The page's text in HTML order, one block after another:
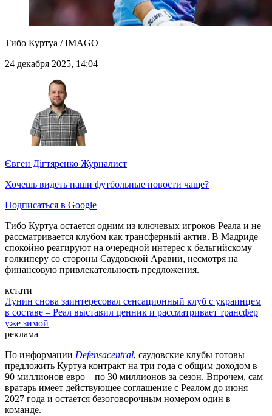
Тибо Куртуа / IMAGO
24 декабря 2025, 14:04
Євген Дігтяренко Журналист
Хочешь видеть наши футбольные новости чаще?
Подписаться в Google
Тибо Куртуа остается одним из ключевых игроков Реала и не
рассматривается клубом как трансферный актив. В Мадриде
спокойно реагируют на очередной интерес к бельгийскому
голкиперу со стороны Саудовской Аравии, несмотря на
финансовую привлекательность предложения.
кстати
Лунин снова заинтересовал сенсационный клуб с украинцем
в составе – Реал выставил ценник и рассматривает трансфер
уже зимой
реклама
По информации Defensacentral, саудовские клубы готовы
предложить Куртуа контракт на три года с общим доходом в
90 миллионов евро – по 30 миллионов за сезон. Впрочем, сам
вратарь имеет действующее соглашение с Реалом до июня
2027 года и остается безоговорочным номером один в
команде.